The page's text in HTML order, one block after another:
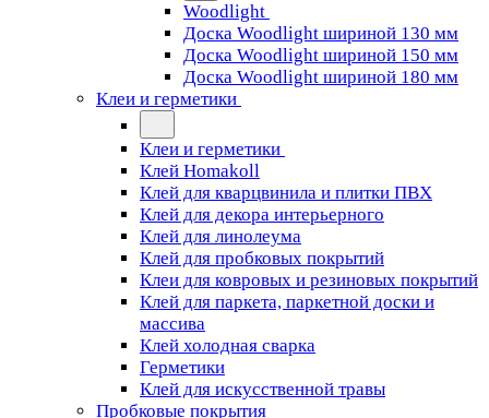
Woodlight
Доска Woodlight шириной 130 мм
Доска Woodlight шириной 150 мм
Доска Woodlight шириной 180 мм
Клеи и герметики
Клеи и герметики
Клей Homakoll
Клей для кварцвинила и плитки ПВХ
Клей для декора интерьерного
Клей для линолеума
Клей для пробковых покрытий
Клеи для ковровых и резиновых покрытий
Клей для паркета, паркетной доски и
массива
Клей холодная сварка
Герметики
Клей для искусственной травы
Пробковые покрытия